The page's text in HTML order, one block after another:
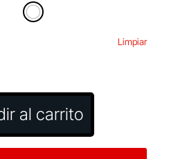
Limpiar
al carrito